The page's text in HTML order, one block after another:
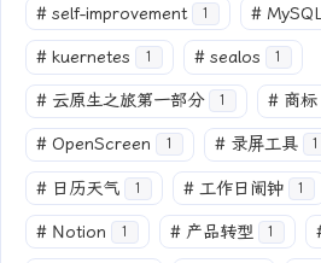
# self-improvement 1 #
# kuernetes 1 # sealos 1
# 云原生之旅第一部分 1 # 商标
# OpenScreen 1 # 录屏工具 1
# 日历天气 1 # 工作日闹钟 1
# Notion 1 # 产品转型 1